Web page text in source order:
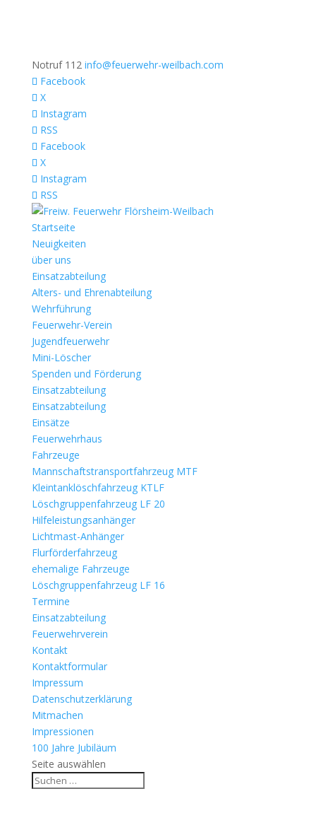
Notruf 112 info@feuerwehr-weilbach.com
Facebook
X
Instagram
RSS
Facebook
X
Instagram
RSS
Startseite
Neuigkeiten
über uns
Einsatzabteilung
Alters- und Ehrenabteilung
Wehrführung
Feuerwehr-Verein
Jugendfeuerwehr
Mini-Löscher
Spenden und Förderung
Einsatzabteilung
Einsatzabteilung
Einsätze
Feuerwehrhaus
Fahrzeuge
Mannschaftstransportfahrzeug MTF
Kleintanklöschfahrzeug KTLF
Löschgruppenfahrzeug LF 20
Hilfeleistungsanhänger
Lichtmast-Anhänger
Flurförderfahrzeug
ehemalige Fahrzeuge
Löschgruppenfahrzeug LF 16
Termine
Einsatzabteilung
Feuerwehrverein
Kontakt
Kontaktformular
Impressum
Datenschutzerklärung
Mitmachen
Impressionen
100 Jahre Jubiläum
Seite auswählen